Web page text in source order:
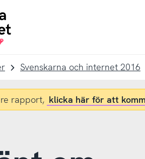
Svenskarna och internet 2016
rapport, klicka här för att